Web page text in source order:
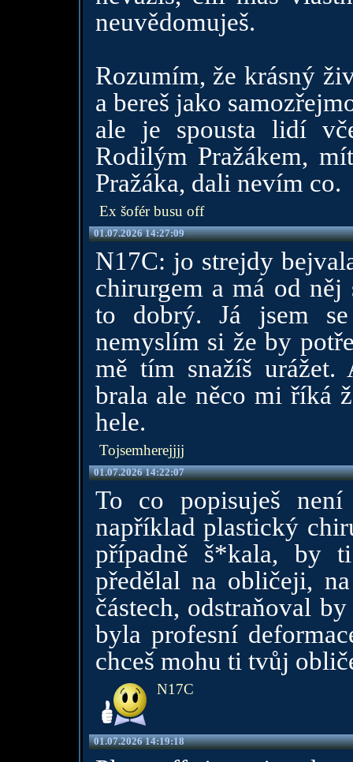
neuvědomuješ.
Rozumím, že krásný
a bereš jako
ale je spousta lidí
Rodilým Pražákem,
Pražáka, dali nevím co.
Ex šofér busu off
01.07.2026 14:27:09
N17C: jo strejdy
chirurgem a má od něj
to dobrý. Já jsem se
nemyslím si že by
mě tím snažíš
brala ale něco mi říká
hele.
Tojsemherejjjj
01.07.2026 14:22:07
To co popisuješ
například plastický
případně š*kala, by
předělal na obličeji,
částech, odstraňoval
byla profesní
chceš mohu ti tvůj
N17C
01.07.2026 14:19:18